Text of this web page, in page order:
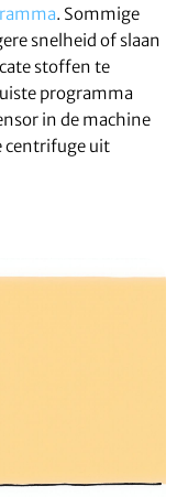
. Sommige
snelheid of slaan
stoffen te
programma
in de machine
centrifuge uit